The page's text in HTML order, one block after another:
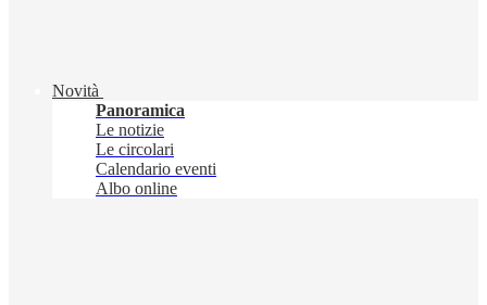
Novità
Panoramica
Le notizie
Le circolari
Calendario eventi
Albo online